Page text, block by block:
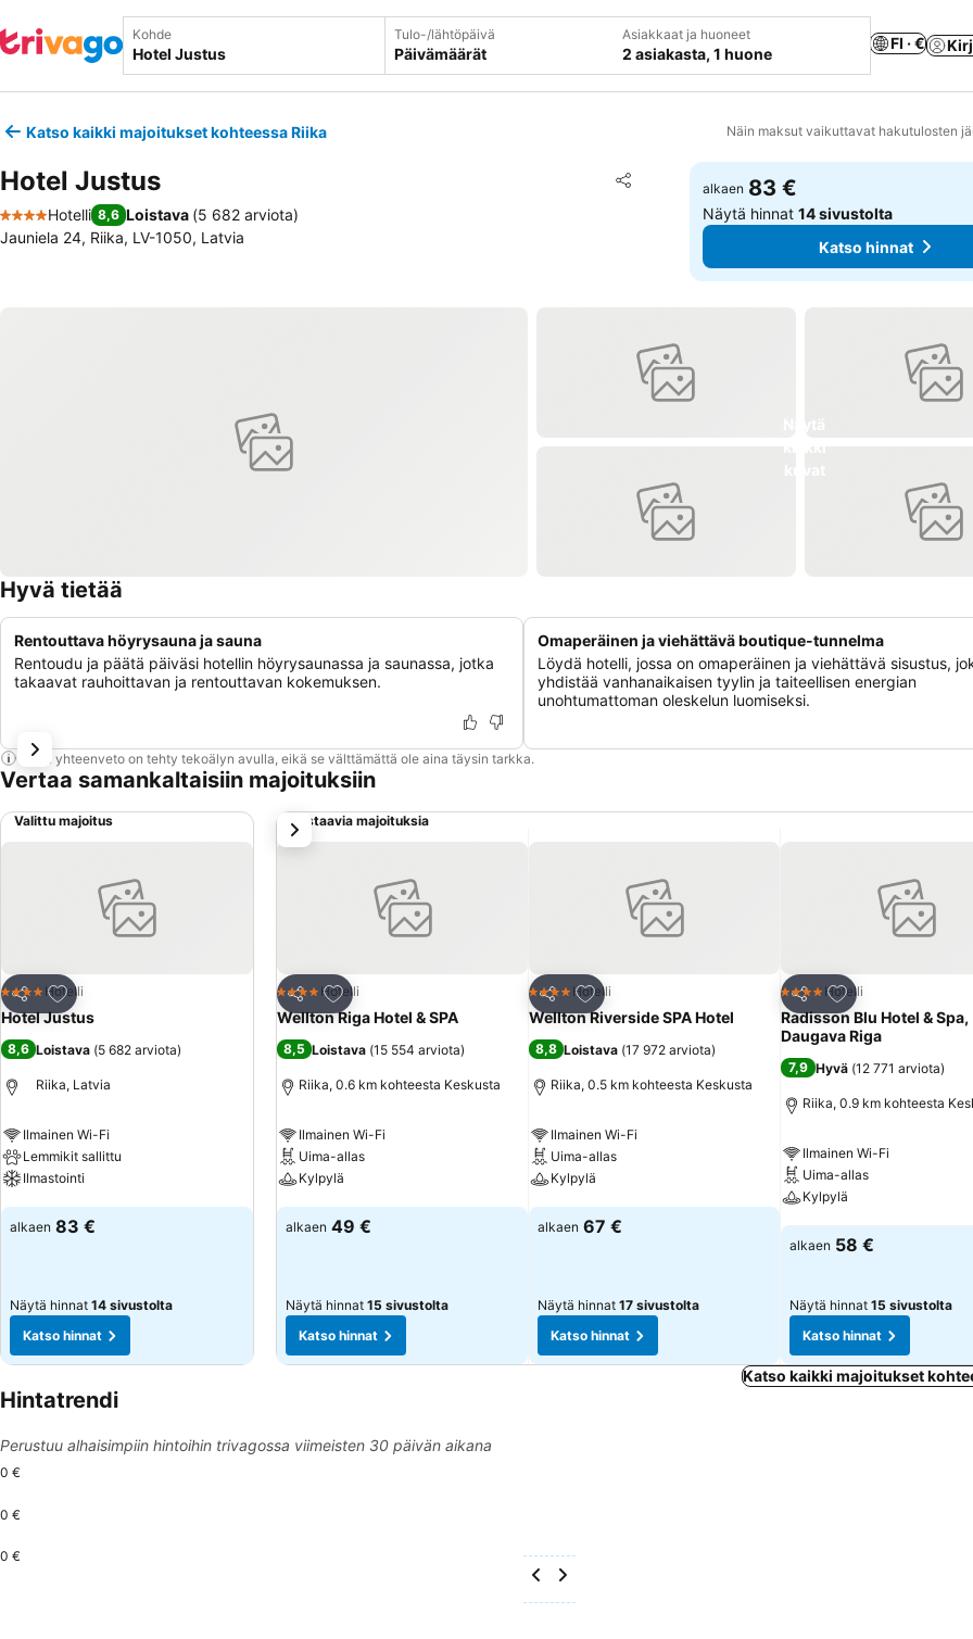
Kohde Tulo-/lähtöpäivä
Päivämäärät
Asiakkaat ja huoneet
2 asiakasta, 1 huone
FI · €
Katso kaikki majoitukset kohteessa Riika Näin maksut vaikuttavat hakutulosten
Hotel Justus Jaa
Lisää suosikkeihin
4 Tähtiluokitus
Hotelli 8,6 Loistava (5 682 arviota)
Jauniela 24, Riika, LV-1050, Latvia
alkaen 83 €
Näytä hinnat14 sivustolta
Katso hinnat
Hyvä tietää
Rentouttava höyrysauna ja sauna
Rentoudu ja päätä päiväsi hotellin höyrysaunassa ja saunassa, jotka
takaavat rauhoittavan ja rentouttavan kokemuksen.
Omaperäinen ja viehättävä boutique-tunnelma
Löydä hotelli, jossa on omaperäinen ja viehättävä sisustus,
yhdistää vanhanaikaisen tyylin ja taiteellisen energian
unohtumattoman oleskelun luomiseksi.
Tämä yhteenveto on tehty tekoälyn avulla, eikä se välttämättä ole aina täysin tarkka.
Vertaa samankaltaisiin majoituksiin
Valittu majoitus
Jaa
Lisää suosikkeihin
4 Tähtiluokitus
Hotelli
Hotel Justus
8,6 Loistava (5 682 arviota)
Riika, Latvia
Ilmainen Wi-Fi
Lemmikit sallittu
Ilmastointi
Katso hinnat
alkaen 83 €
Näytä hinnat 14 sivustolta
Katso hinnat
Vastaavia majoituksia
Jaa
Lisää suosikkeihin
4 Tähtiluokitus
Hotelli
Wellton Riga Hotel & SPA
8,5 Loistava (15 554 arviota)
Riika, 0.6 km kohteesta Keskusta
Ilmainen Wi-Fi
Uima-allas
Kylpylä
Katso hinnat
alkaen 49 €
Näytä hinnat 15 sivustolta
Katso hinnat
Jaa
Lisää suosikkeihin
4 Tähtiluokitus
Hotelli
Wellton Riverside SPA Hotel
8,8 Loistava (17 972 arviota)
Riika, 0.5 km kohteesta Keskusta
Ilmainen Wi-Fi
Uima-allas
Kylpylä
Katso hinnat
alkaen 67 €
Näytä hinnat 17 sivustolta
Katso hinnat
Jaa
Lisää suosikkeihin
4 Tähtiluokitus
Hotelli
Radisson Blu Hotel & Spa,
Daugava Riga
7,9 Hyvä (12 771 arviota)
Riika, 0.9 km kohteesta
Ilmainen Wi-Fi
Uima-allas
Kylpylä
Katso hinnat
alkaen 58 €
Näytä hinnat 15 sivustolta
Katso hinnat
seuraava
Katso kaikki majoitukset
Hintatrendi
Perustuu alhaisimpiin hintoihin trivagossa viimeisten 30 päivän aikana
0 €
0 €
0 €